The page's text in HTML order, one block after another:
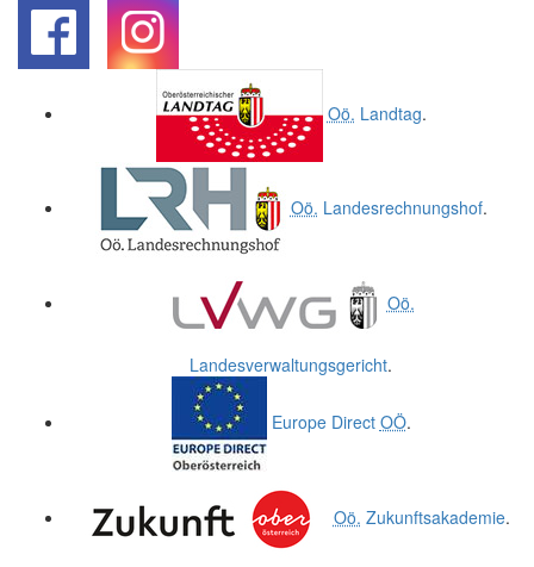
Oö. Landtag.
Oö. Landesrechnungshof.
Oö.
Landesverwaltungsgericht.
Europe Direct OÖ.
Oö. Zukunftsakademie.